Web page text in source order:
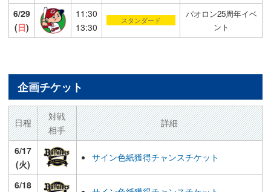
6/29
(日)
11:30
13:30
スタンダード
パオロン25周年イベ
ント
企画チケット
日程
対戦
相手
詳細
6/17
(火)
サイン色紙獲得チャンスチケット
6/18